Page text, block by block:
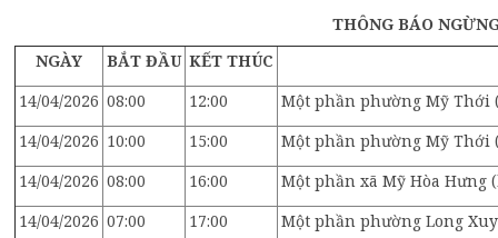
THÔNG BÁO
NGÀY
BẮT ĐẦU KẾT THÚC
14/04/2026 08:00 12:00
Một phần phường Mỹ Thới
14/04/2026 10:00 15:00
Một phần phường Mỹ Thới
14/04/2026 08:00 16:00
Một phần xã Mỹ Hòa Hưng
14/04/2026 07:00 17:00
Một phần phường Long